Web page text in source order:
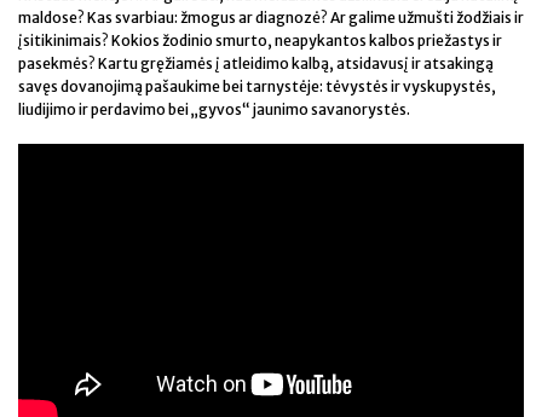
maldose? Kas svarbiau: žmogus ar diagnozė? Ar galime užmušti žodžiais ir
įsitikinimais? Kokios žodinio smurto, neapykantos kalbos priežastys ir
pasekmės? Kartu gręžiamės į atleidimo kalbą, atsidavusį ir atsakingą
savęs dovanojimą pašaukime bei tarnystėje: tėvystės ir vyskupystės,
liudijimo ir perdavimo bei „gyvos“ jaunimo savanorystės.